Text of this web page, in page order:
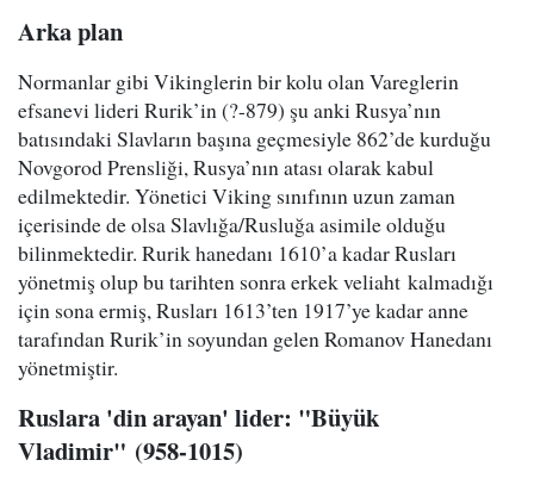
Arka plan
Normanlar gibi Vikinglerin bir kolu olan Vareglerin
efsanevi lideri Rurik’in (?-879) şu anki Rusya’nın
batısındaki Slavların başına geçmesiyle 862’de kurduğu
Novgorod Prensliği, Rusya’nın atası olarak kabul
edilmektedir. Yönetici Viking sınıfının uzun zaman
içerisinde de olsa Slavlığa/Rusluğa asimile olduğu
bilinmektedir. Rurik hanedanı 1610’a kadar Rusları
yönetmiş olup bu tarihten sonra erkek veliaht kalmadığı
için sona ermiş, Rusları 1613’ten 1917’ye kadar anne
tarafından Rurik’in soyundan gelen Romanov Hanedanı
yönetmiştir.
Ruslara 'din arayan' lider: "Büyük
Vladimir" (958-1015)